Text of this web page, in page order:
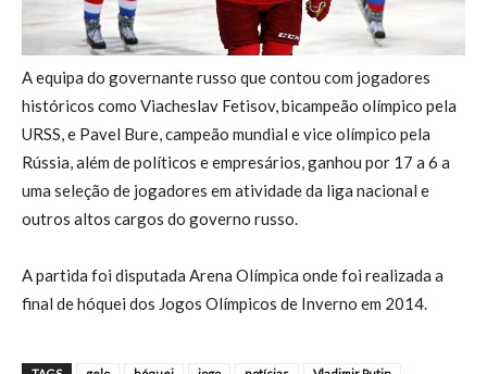
A equipa do governante russo que contou com jogadores
históricos como Viacheslav Fetisov, bicampeão olímpico pela
URSS, e Pavel Bure, campeão mundial e vice olímpico pela
Rússia, além de políticos e empresários, ganhou por 17 a 6 a
uma seleção de jogadores em atividade da liga nacional e
outros altos cargos do governo russo.
A partida foi disputada Arena Olímpica onde foi realizada a
final de hóquei dos Jogos Olímpicos de Inverno em 2014.